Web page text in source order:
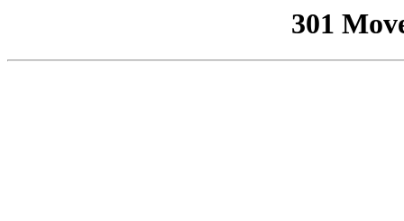
301